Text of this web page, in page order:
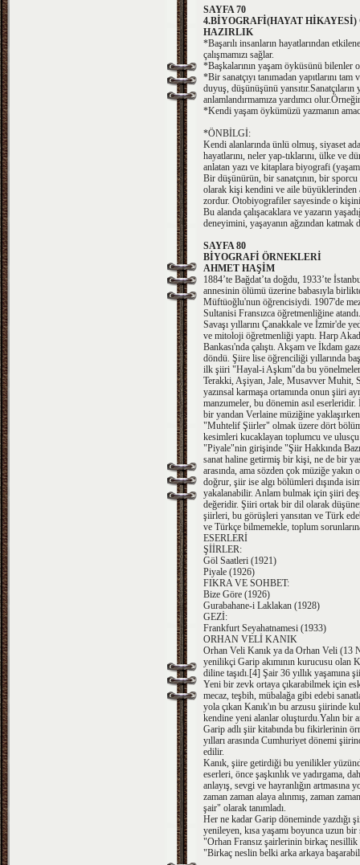
SAYFA 70
4.BİYOGRAFİ(HAYAT
HAZIRLIK
*Başarılı insanların hayatlarından
çalışmamızı sağlar.
*Başkalarının yaşam öyküsünü bilenler
*Bir sanatçıyı tanımadan yapıtlarını
duyuş, düşünüşünü
anlamlandırmamıza yardımcı
*Kendi yaşam öykümüzü yazmanın
*ÖNBİLGİ:
Kendi alanlarında ünlü olmuş, siyaset
hayatlarını, neler yap-tıklarını, ülke ve
anlatan yazı ve kitaplara biyografi
Bir düşünürün, bir sanatçının, bir
olarak kişi kendini ve aile büyüklerinden
zordur. Otobiyografiler sayesinde o
Bu alanda çalışacaklara ve yazarın
deneyimini, yaşayanın ağzından katmak
SAYFA 80
BİYOGRAFİ ÖRNEKLERİ
AHMET HAŞİM
1884’te Bağdat’ta doğdu, 1933’te
annesinin ölümü üzerine babasıyla
Müftüoğlu'nun öğrencisiydi. 1907'de
Sultanisi Fransızca öğretmenliğine
Savaşı yıllarını Çanakkale ve İzmir'de
ve mitoloji öğretmenliği yaptı. Harp
Bankası'nda çalıştı. Akşam ve İkdam
döndü. Şiire lise öğrenciliği yıllarında
ilk şiiri "Hayal-i Aşkım"da bu
Terakki, Aşiyan, Jale, Musavver Muhit,
yazınsal karmaşa ortamında onun şiiri
manzumeler, bu dönemin asıl
bir yandan Verlaine müziğine
"Muhtelif Şiirler" olmak üzere dört
kesimleri kucaklayan toplumcu ve
"Piyale"nin girişinde "Şiir Hakkında
sanat haline getirmiş bir kişi, ne de bir
arasında, ama sözden çok müziğe
doğrur, şiir ise algı bölümleri dışında
yakalanabilir. Anlam bulmak için şiiri
değeridir. Şiiri ortak bir dil olarak
şiirleri, bu görüşleri yansıtan ve Türk
ve Türkçe bilmemekle, toplum
ESERLERİ
ŞİİRLER:
Göl Saatleri (1921)
Piyale (1926)
FIKRA VE SOHBET:
Bize Göre (1926)
Gurabahane-i Laklakan (1928)
GEZİ:
Frankfurt Seyahatnamesi (1933)
ORHAN VELİ KANIK
Orhan Veli Kanık ya da Orhan Veli (13
yenilikçi Garip akımının kurucusu olan
diline taşıdı.[4] Şair 36 yıllık yaşamına
Yeni bir zevk ortaya çıkarabilmek için
mecaz, teşbih, mübalağa gibi edebi
yola çıkan Kanık'ın bu arzusu şiirinde
kendine yeni alanlar oluşturdu.Yalın bir
Garip adlı şiir kitabında bu fikirlerinin
yılları arasında Cumhuriyet dönemi
edilir.
Kanık, şiire getirdiği bu yenilikler
eserleri, önce şaşkınlık ve yadırgama,
anlayış, sevgi ve hayranlığın
zaman zaman alaya alınmış, zaman
şair" olarak tanımladı.
Her ne kadar Garip döneminde yazdığı
yenileyen, kısa yaşamı boyunca uzun
"Orhan Fransız şairlerinin birkaç nesillik
"Birkaç neslin belki arka arkaya